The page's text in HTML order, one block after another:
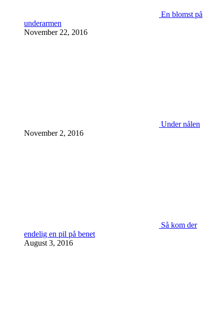
En blomst på
underarmen
November 22, 2016
Under nålen
November 2, 2016
Så kom der
endelig en pil på benet
August 3, 2016